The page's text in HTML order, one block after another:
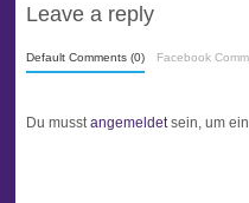
Leave a reply
Default Comments (0) Facebook
Du musstangemeldetsein, um